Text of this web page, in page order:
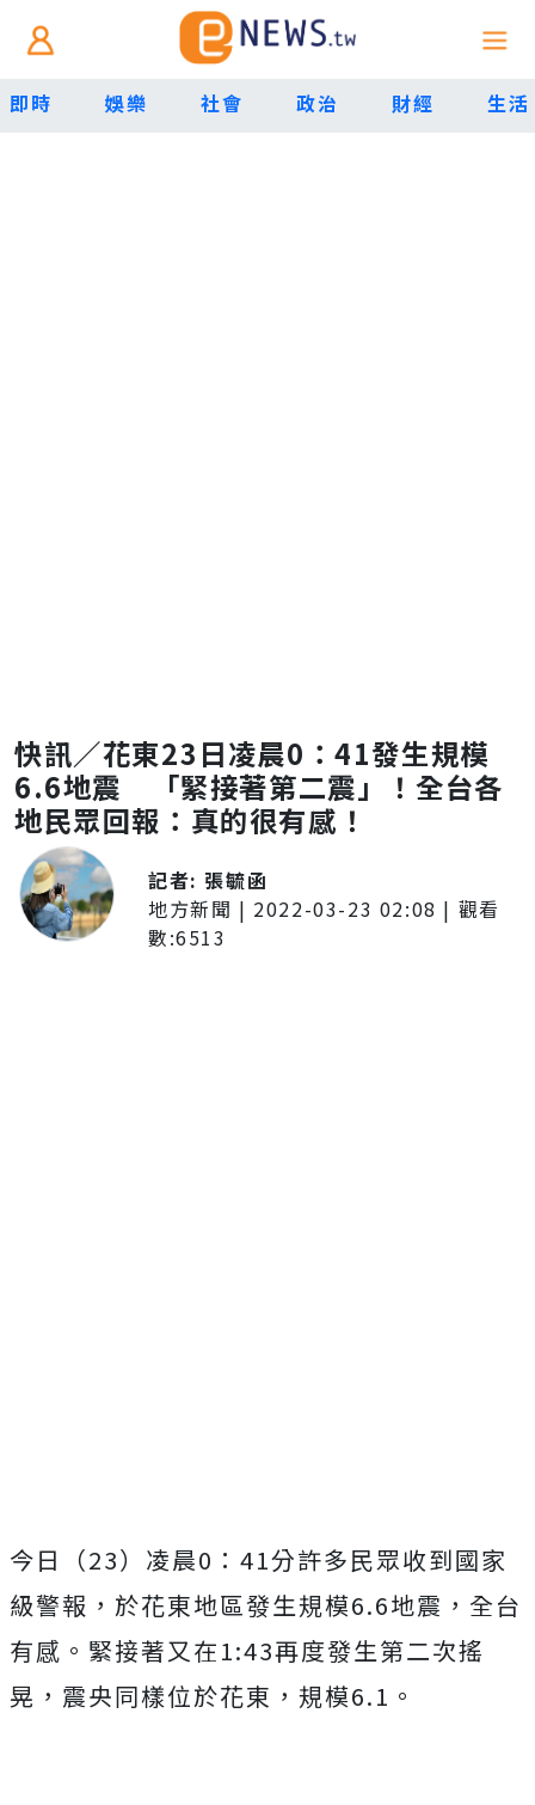
即時 娛樂 社會 政治 財經 生活
快訊／花東23日凌晨0：41發生規模
6.6地震 「緊接著第二震」！全台各
地民眾回報：真的很有感！
記者: 張毓函
地方新聞 | 2022-03-23 02:08 | 觀看
數:6513
今日（23）凌晨0：41分許多民眾收到國家
級警報，於花東地區發生規模6.6地震，全台
有感。緊接著又在1:43再度發生第二次搖
晃，震央同樣位於花東，規模6.1。